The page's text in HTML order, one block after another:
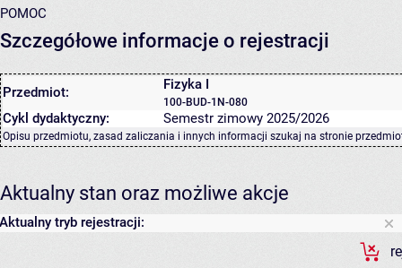
POMOC
Szczegółowe informacje o rejestracji
Przedmiot: Fizyka I
100-BUD-1N-080
Cykl dydaktyczny: Semestr zimowy 2025/2026
Opisu przedmiotu, zasad zaliczania i innych informacji szukaj na stronie
Aktualny stan oraz możliwe akcje
Aktualny tryb rejestracji: